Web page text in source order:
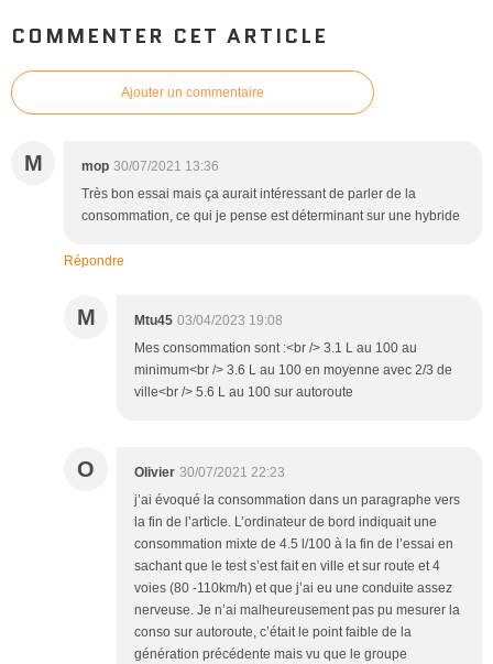
COMMENTER CET ARTICLE
Ajouter un commentaire
M mop 30/07/2021 13:36
Très bon essai mais ça aurait intéressant de parler de la
consommation, ce qui je pense est déterminant sur une hybride
Répondre
M Mtu45 03/04/2023 19:08
Mes consommation sont :<br /> 3.1 L au 100 au
minimum<br /> 3.6 L au 100 en moyenne avec 2/3 de
ville<br /> 5.6 L au 100 sur autoroute
O Olivier 30/07/2021 22:23
j’ai évoqué la consommation dans un paragraphe vers
la fin de l’article. L’ordinateur de bord indiquait une
consommation mixte de 4.5 l/100 à la fin de l’essai en
sachant que le test s’est fait en ville et sur route et 4
voies (80 -110km/h) et que j’ai eu une conduite assez
nerveuse. Je n’ai malheureusement pas pu mesurer la
conso sur autoroute, c’était le point faible de la
génération précédente mais vu que le groupe